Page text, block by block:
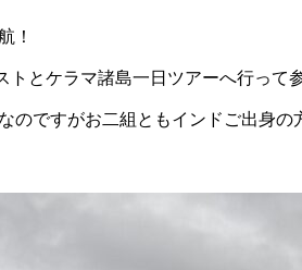
！
トとケラマ諸島一日ツアーへ行って
のですがお二組ともインドご出身の